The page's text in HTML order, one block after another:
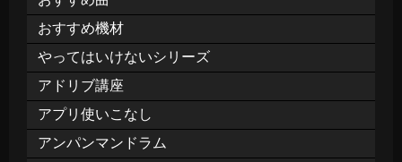
おすすめ機材
やってはいけないシリーズ
アドリブ講座
アプリ使いこなし
アンパンマンドラム